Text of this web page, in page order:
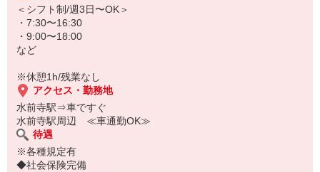
ライベートの予定が立てやすい環境です◎
シフトの相談も柔軟に対応します！「子どもが突然熱をだして…」
「学校の行事があって…」など、なんでも気軽にご相談ください♪
＜シフト制/週3日〜OK＞
・7:30〜16:30
・9:00〜18:00
など
※休憩1h/残業なし
アクセス・勤務地
水前寺駅⇒車ですぐ
水前寺駅周辺 ≪車通勤OK≫
待遇
※各種規定有
◆社会保険完備